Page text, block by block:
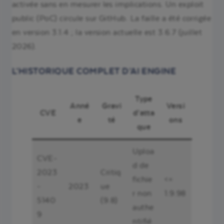
activée sans en mesurer les implications. Un exploit
public (PoC) circule sur GitHub. La faille a été corrigée
en version 3.1.4 ; la version actuelle est 3.6.7 (juillet
L’HISTORIQUE COMPLET D’AI ENGINE
CVE
Anné
e
Gravi
té
Type
d’atta
que
Versi
ons
ue
Uploa
d de
fichie
authe